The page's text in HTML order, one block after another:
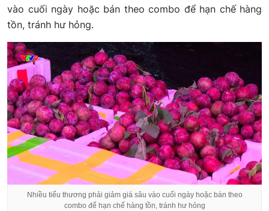
vào cuối ngày hoặc bán theo combo để hạn chế hàng
tồn, tránh hư hỏng.
Nhiều tiểu thương phải giảm giá sâu vào cuối ngày hoặc bán theo
combo để hạn chế hàng tồn, tránh hư hỏng